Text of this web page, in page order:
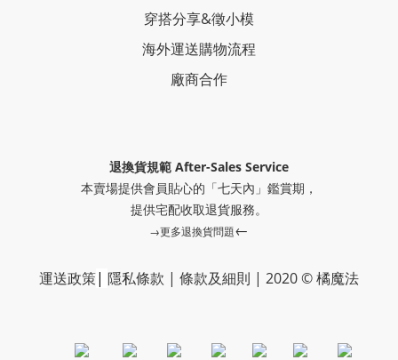
穿搭分享&徵小模
海外運送購物流程
廠商合作
退換貨規範 After-Sales Service
本賣場提供會員貼心的「七天內」鑑賞期，
提供宅配收取退貨服務。
→更多退換貨問題←
運送政策| 隱私條款 | 條款及細則 | 2020 © 橘魔法